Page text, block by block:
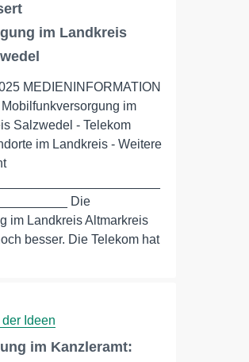
im Landkreis
MEDIENINFORMATION
im
Salzwedel - Telekom
im Landkreis - Weitere
Die
im Landkreis Altmarkreis
besser. Die Telekom hat
Ideen
im Kanzleramt: